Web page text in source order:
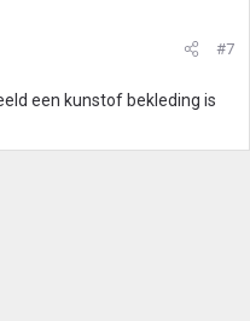
#7
een kunstof bekleding is